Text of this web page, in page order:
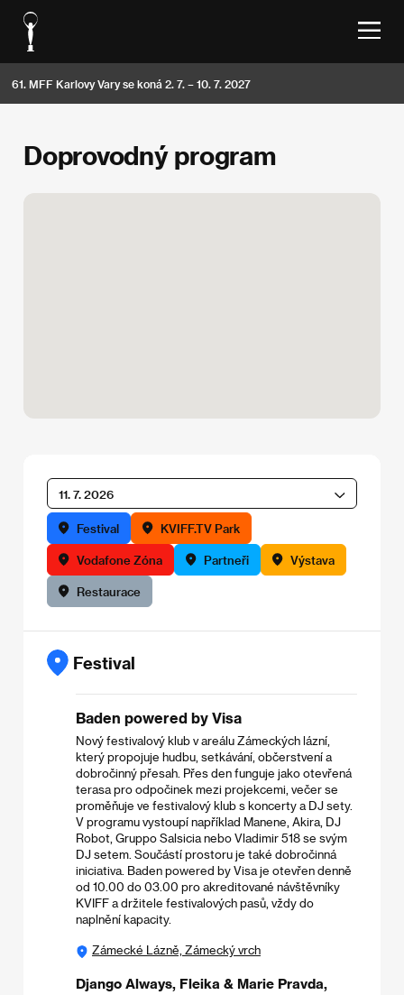
61. MFF Karlovy Vary se koná 2. 7. – 10. 7. 2027
Doprovodný program
11. 7. 2026
Festival KVIFF.TV Park
Vodafone Zóna Partneři Výstava
Restaurace
Festival
Baden powered by Visa
Nový festivalový klub v areálu Zámeckých lázní,
který propojuje hudbu, setkávání, občerstvení a
dobročinný přesah. Přes den funguje jako otevřená
terasa pro odpočinek mezi projekcemi, večer se
proměňuje ve festivalový klub s koncerty a DJ sety.
V programu vystoupí například Manene, Akira, DJ
Robot, Gruppo Salsicia nebo Vladimir 518 se svým
DJ setem. Součástí prostoru je také dobročinná
iniciativa. Baden powered by Visa je otevřen denně
od 10.00 do 03.00 pro akreditované návštěvníky
KVIFF a držitele festivalových pasů, vždy do
naplnění kapacity.
Zámecké Lázně, Zámecký vrch
Django Always, Fleika & Marie Pravda,